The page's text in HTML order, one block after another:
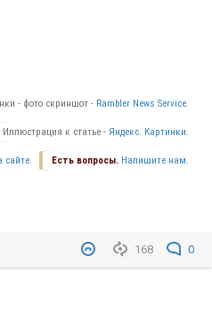
- фото скриншот - Rambler News Service.
Иллюстрация к статье - Яндекс. Картинки.
Есть вопросы. Напишите нам.
сайте.
168 0